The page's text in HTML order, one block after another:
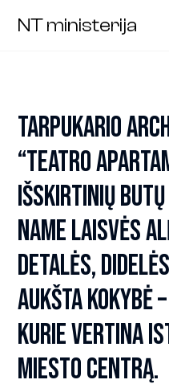
NT ministerija
TARPUKARIO
“TEATRO
IŠSKIRTINIŲ
NAME LAISVĖS
DETALĖS,
AUKŠTA KOKYBĖ
KURIE VERTINA
MIESTO CENTRĄ.